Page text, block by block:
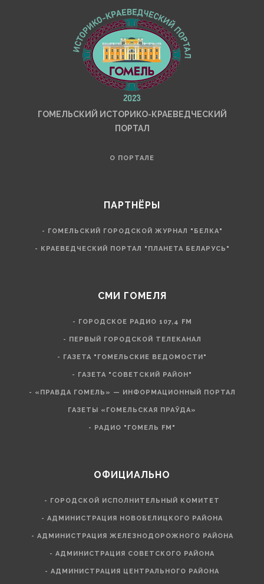
ГОМЕЛЬСКИЙ ИСТОРИКО-КРАЕВЕДЧЕСКИЙ
ПОРТАЛ
О ПОРТАЛЕ
ПАРТНЁРЫ
- ГОМЕЛЬСКИЙ ГОРОДСКОЙ ЖУРНАЛ "БЕЛКА"
- КРАЕВЕДЧЕСКИЙ ПОРТАЛ "ПЛАНЕТА БЕЛАРУСЬ"
СМИ ГОМЕЛЯ
- ГОРОДСКОЕ РАДИО 107,4 FM
- ПЕРВЫЙ ГОРОДСКОЙ ТЕЛЕКАНАЛ
- ГАЗЕТА "ГОМЕЛЬСКИЕ ВЕДОМОСТИ"
- ГАЗЕТА "СОВЕТСКИЙ РАЙОН"
- «ПРАВДА ГОМЕЛЬ» — ИНФОРМАЦИОННЫЙ ПОРТАЛ
ГАЗЕТЫ «ГОМЕЛЬСКАЯ ПРАЎДА»
- РАДИО "ГОМЕЛЬ FM"
ОФИЦИАЛЬНО
- ГОРОДСКОЙ ИСПОЛНИТЕЛЬНЫЙ КОМИТЕТ
- АДМИНИСТРАЦИЯ НОВОБЕЛИЦКОГО РАЙОНА
- АДМИНИСТРАЦИЯ ЖЕЛЕЗНОДОРОЖНОГО РАЙОНА
- АДМИНИСТРАЦИЯ СОВЕТСКОГО РАЙОНА
- АДМИНИСТРАЦИЯ ЦЕНТРАЛЬНОГО РАЙОНА